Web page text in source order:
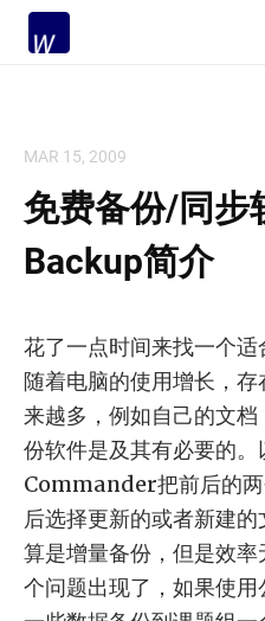
MAR 15, 2009
免费备份/同步
Backup简介
花了一点时间来找一个适
随着电脑的使用增长，
来越多，例如自己的文
份软件是及其有必要的
Commander把前后的
后选择更新的或者新建
算是增量备份，但是效
个问题出现了，如果使